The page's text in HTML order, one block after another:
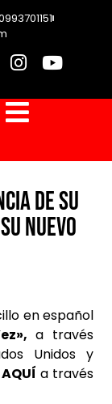
de su
nuevo
en español
a través
Unidos y
AQUÍ a través